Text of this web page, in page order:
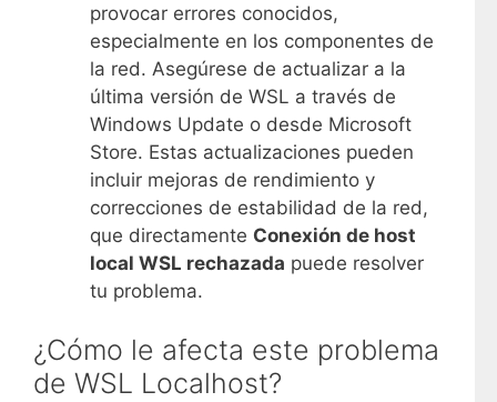
provocar errores conocidos,
especialmente en los componentes de
la red. Asegúrese de actualizar a la
última versión de WSL a través de
Windows Update o desde Microsoft
Store. Estas actualizaciones pueden
incluir mejoras de rendimiento y
correcciones de estabilidad de la red,
que directamente Conexión de host
local WSL rechazada puede resolver
tu problema.
¿Cómo le afecta este problema
de WSL Localhost?